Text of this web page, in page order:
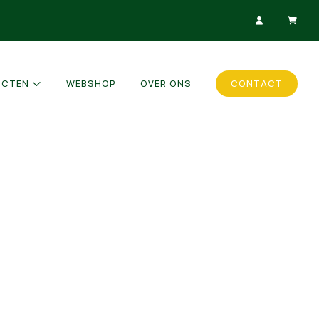
WEBSHOP OVER ONS CONTACT